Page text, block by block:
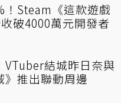
！Steam《這款遊戲
破4000萬元開發者
VTuber結城昨日奈與
》推出聯動周邊